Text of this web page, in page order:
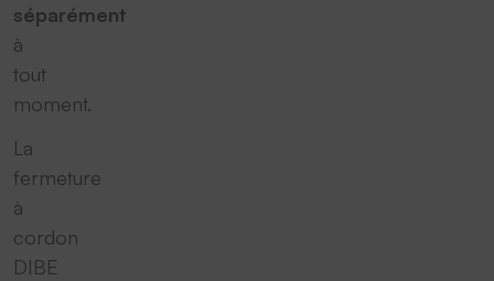
séparément
à
tout
moment.
La
fermeture
à
cordon
DIBE